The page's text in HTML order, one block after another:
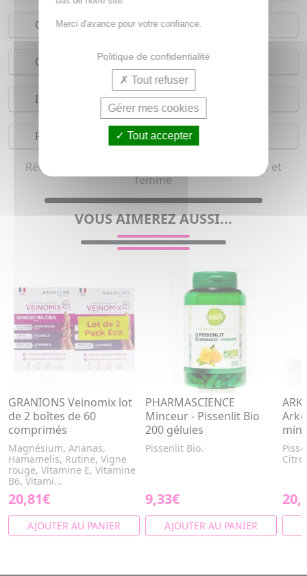
Conseils d'utilisation
Composition
Indications
Précautions
Rétention d eau et Phytothérapie pour homme et
femme
VOUS AIMEREZ AUSSI...
GRANIONS Veinomix lot
de 2 boîtes de 60
comprimés
Magnésium, Ananas,
Hamamelis, Rutine, Vigne
rouge, Vitamine E, Vitamine
B6, Vitami...
20,81€
AJOUTER AU PANIER
PHARMASCIENCE
Minceur - Pissenlit Bio
200 gélules
Pissenlit Bio.
9,33€
AJOUTER AU PANIER
Merci d'avance pour votre confiance.
Politique de confidentialité
Tout refuser
Gérer mes cookies
Tout accepter